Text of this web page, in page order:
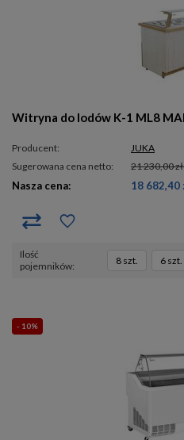
Witryna do lodów K-1 ML8
Producent:
JUKA
Sugerowana cena netto:
21 230,00 zł
Nasza cena: 18 682,40
ilość
pojemników
8 szt. 6 szt.
- 10%